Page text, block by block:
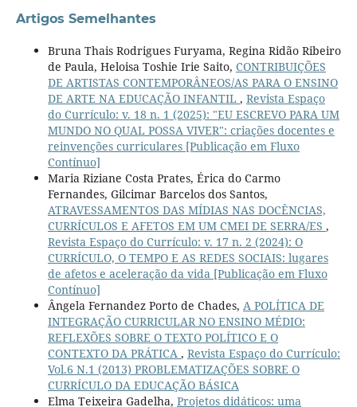
Artigos Semelhantes
Bruna Thais Rodrigues Furyama, Regina Ridão Ribeiro
de Paula, Heloisa Toshie Irie Saito, CONTRIBUIÇÕES
DE ARTISTAS CONTEMPORÂNEOS/AS PARA O ENSINO
DE ARTE NA EDUCAÇÃO INFANTIL , Revista Espaço
do Currículo: v. 18 n. 1 (2025): "EU ESCREVO PARA UM
MUNDO NO QUAL POSSA VIVER": criações docentes e
reinvenções curriculares [Publicação em Fluxo
Contínuo]
Maria Riziane Costa Prates, Érica do Carmo
Fernandes, Gilcimar Barcelos dos Santos,
ATRAVESSAMENTOS DAS MÍDIAS NAS DOCÊNCIAS,
CURRÍCULOS E AFETOS EM UM CMEI DE SERRA/ES ,
Revista Espaço do Currículo: v. 17 n. 2 (2024): O
CURRÍCULO, O TEMPO E AS REDES SOCIAIS: lugares
de afetos e aceleração da vida [Publicação em Fluxo
Contínuo]
Ângela Fernandez Porto de Chades, A POLÍTICA DE
INTEGRAÇÃO CURRICULAR NO ENSINO MÉDIO:
REFLEXÕES SOBRE O TEXTO POLÍTICO E O
CONTEXTO DA PRÁTICA , Revista Espaço do Currículo:
Vol.6 N.1 (2013) PROBLEMATIZAÇÕES SOBRE O
CURRÍCULO DA EDUCAÇÃO BÁSICA
Elma Teixeira Gadelha, Projetos didáticos: uma